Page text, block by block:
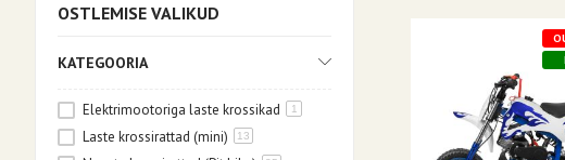
OSTLEMISE VALIKUD
KATEGOORIA
Elektrimootoriga laste krossikad 1
Laste krossirattad (mini) 13